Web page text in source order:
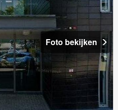
Foto bekijken